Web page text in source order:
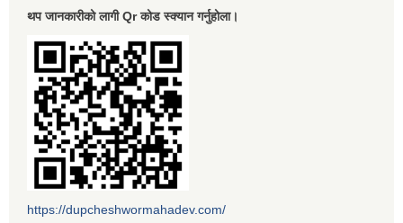
थप जानकारीको लागी Qr कोड स्क्यान गर्नुहोला।
https://dupcheshwormahadev.com/